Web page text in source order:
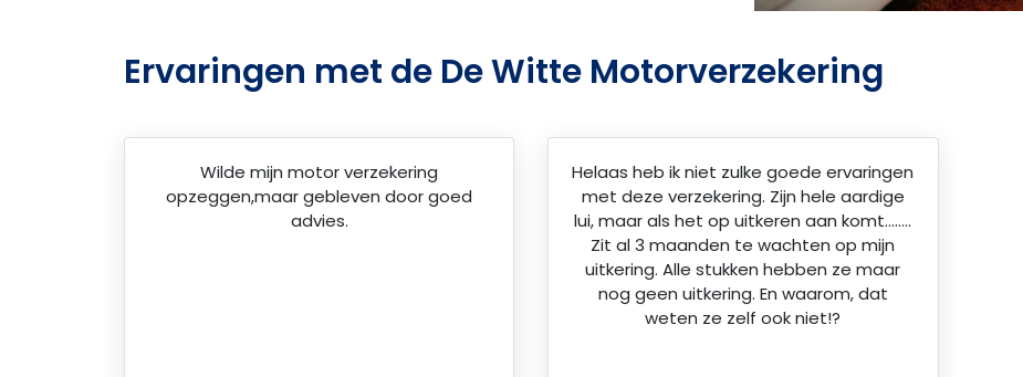
Ervaringen met de De Witte Motorverzekering
Wilde mijn motor verzekering
opzeggen,maar gebleven door goed
advies.
Helaas heb ik niet zulke goede ervaringen
met deze verzekering. Zijn hele aardige
lui, maar als het op uitkeren aan komt……..
Zit al 3 maanden te wachten op mijn
uitkering. Alle stukken hebben ze maar
nog geen uitkering. En waarom, dat
weten ze zelf ook niet!?